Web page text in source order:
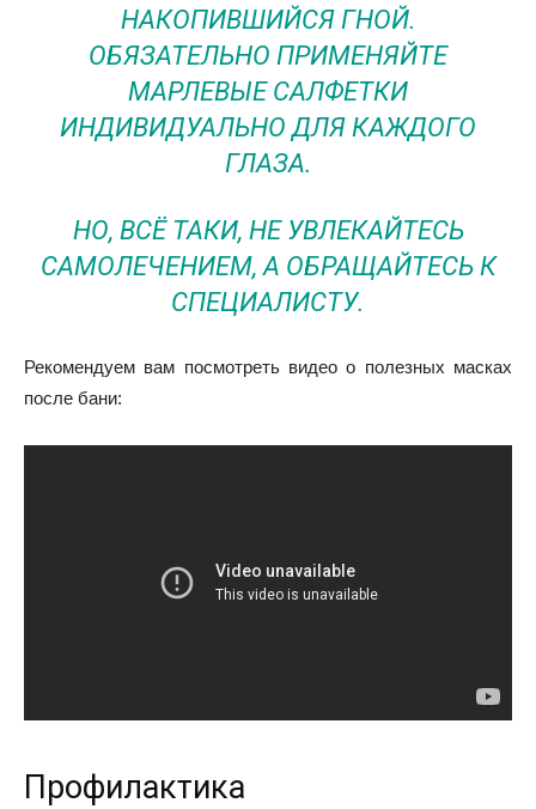
НАКОПИВШИЙСЯ ГНОЙ.
ОБЯЗАТЕЛЬНО ПРИМЕНЯЙТЕ
МАРЛЕВЫЕ САЛФЕТКИ
ИНДИВИДУАЛЬНО ДЛЯ КАЖДОГО
ГЛАЗА.
НО, ВСЁ ТАКИ, НЕ УВЛЕКАЙТЕСЬ
САМОЛЕЧЕНИЕМ, А ОБРАЩАЙТЕСЬ К
СПЕЦИАЛИСТУ.
Рекомендуем вам посмотреть видео о полезных масках
после бани:
Профилактика